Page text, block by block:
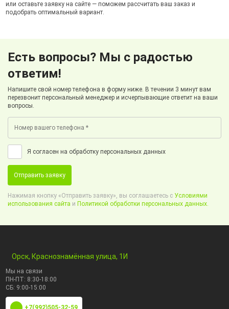
или оставьте заявку на сайте — поможем рассчитать ваш заказ и
подобрать оптимальный вариант.
Есть вопросы? Мы с радостью
ответим!
Напишите свой номер телефона в форму ниже. В течении 3 минут вам
перезвонит персональный менеджер и исчерпывающие ответит на ваши
вопросы.
Я согласен на обработку персональных данных
Отправить заявку
Нажимая кнопку «Отправить заявку», вы соглашаетесь с Условиями
использования сайта и Политикой обработки персональных данных.
Орск, Краснознамённая улица, 1И
Мы на связи
ПН-ПТ: 8:30-18:00
СБ: 9:00-15:00
+7(992)505-32-59